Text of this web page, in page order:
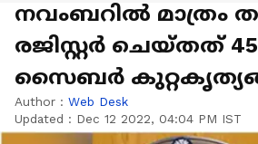
നവംബറില്‍ മാത്രം
രജിസ്റ്റര്‍ ചെയ്തത്
സൈബര്‍
Author : Web Desk
Updated : Dec 12 2022, 04:04 PM IST